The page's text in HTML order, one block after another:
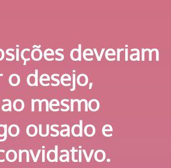
deveriam
desejo,
mesmo
ousado e